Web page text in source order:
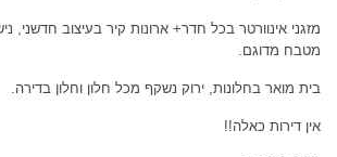
מזגני אינוורטר בכל חדר+ ארונות קיר בעיצוב חדשני,
מטבח מדוגם.
בית מואר בחלונות, ירוק נשקף מכל חלון וחלון בדירה.
אין דירות כאלה!!